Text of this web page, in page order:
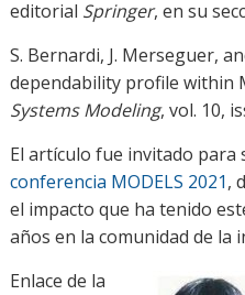
editorial Springer, en su
S. Bernardi, J. Merseguer,
dependability profile within
Systems Modeling, vol. 10,
El artículo fue invitado para
conferencia MODELS 2021,
el impacto que ha tenido
años en la comunidad de la
Enlace de la